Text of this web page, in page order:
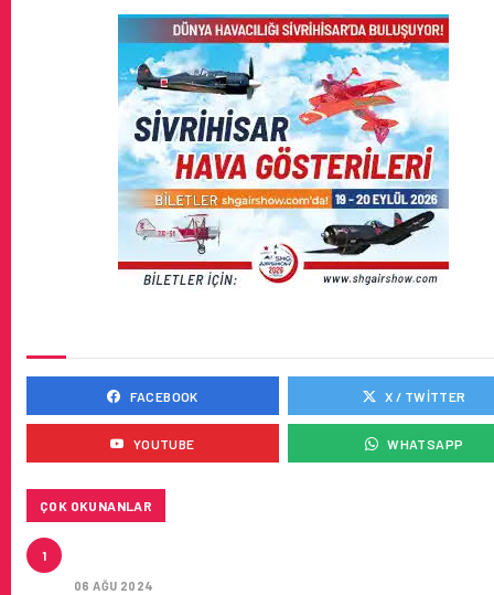
FACEBOOK X / TWITTER
YOUTUBE WHATSAPP
ÇOK OKUNANLAR
1
06 AĞU 2024